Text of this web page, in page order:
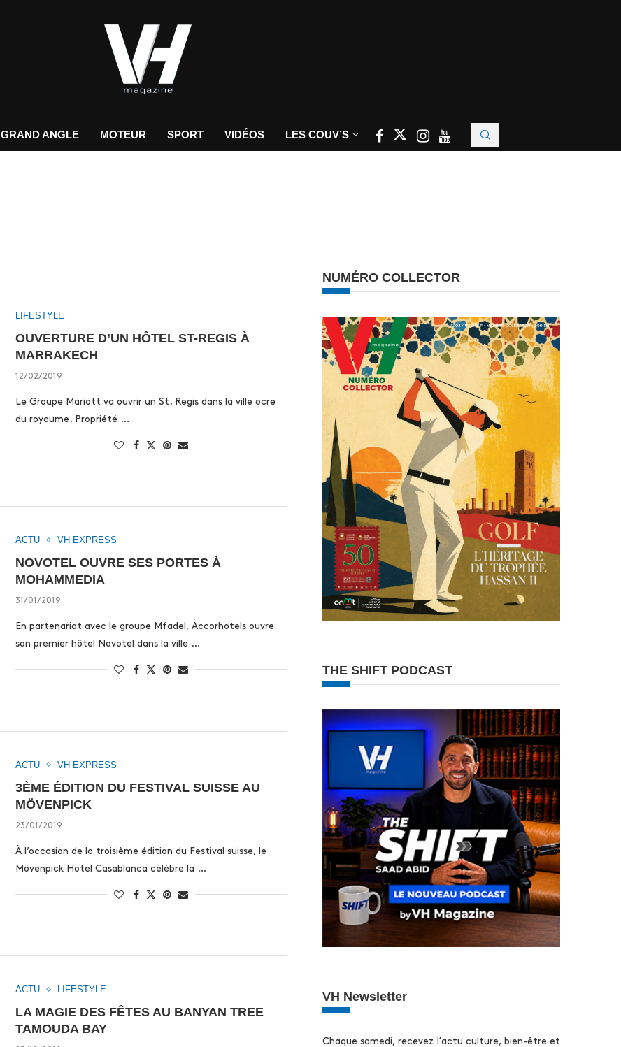
GRAND ANGLE MOTEUR SPORT VIDÉOS LES COUV’S
LIFESTYLE
OUVERTURE D’UN HÔTEL ST-REGIS À
MARRAKECH
12/02/2019
Le Groupe Mariott va ouvrir un St. Regis dans la ville ocre
du royaume. Propriété …
ACTU VH EXPRESS
NOVOTEL OUVRE SES PORTES À
MOHAMMEDIA
31/01/2019
En partenariat avec le groupe Mfadel, Accorhotels ouvre
son premier hôtel Novotel dans la ville …
ACTU VH EXPRESS
3ÈME ÉDITION DU FESTIVAL SUISSE AU
MÖVENPICK
23/01/2019
À l’occasion de la troisième édition du Festival suisse, le
Mövenpick Hotel Casablanca célèbre la …
ACTU LIFESTYLE
LA MAGIE DES FÊTES AU BANYAN TREE
TAMOUDA BAY
NUMÉRO COLLECTOR
THE SHIFT PODCAST
VH Newsletter
Chaque samedi, recevez l'actu culture, bien-être et